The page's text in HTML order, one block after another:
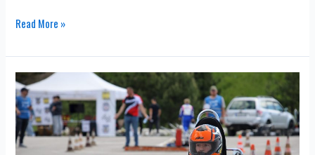
Read More »
2.
KARTING
SLALOM
ZLATIBOR